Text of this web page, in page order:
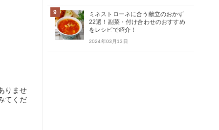
りませ
てくだ
9
ミネストローネに合う献立のおかず
22選！副菜・付け合わせのおすすめ
をレシピで紹介！
2024年03月13日